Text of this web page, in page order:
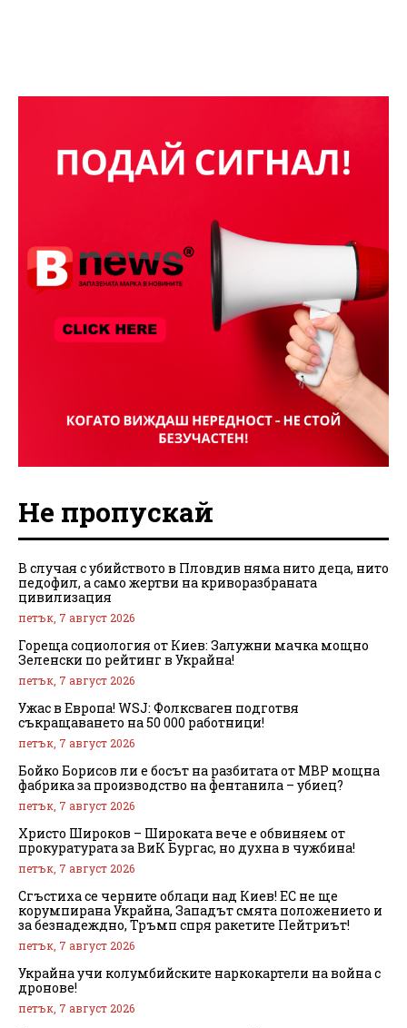
Не пропускай
В случая с убийството в Пловдив няма нито деца, нито
педофил, а само жертви на криворазбраната
цивилизация
петък, 7 август 2026
Гореща социология от Киев: Залужни мачка мощно
Зеленски по рейтинг в Украйна!
петък, 7 август 2026
Ужас в Европа! WSJ: Фолксваген подготвя
съкращаването на 50 000 работници!
петък, 7 август 2026
Бойко Борисов ли е босът на разбитата от МВР мощна
фабрика за производство на фентанила – убиец?
петък, 7 август 2026
Христо Широков – Широката вече е обвиняем от
прокуратурата за ВиК Бургас, но духна в чужбина!
петък, 7 август 2026
Сгъстиха се черните облаци над Киев! ЕС не ще
корумпирана Украйна, Западът смята положението и
за безнадеждно, Тръмп спря ракетите Пейтриът!
петък, 7 август 2026
Украйна учи колумбийските наркокартели на война с
дронове!
петък, 7 август 2026